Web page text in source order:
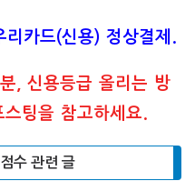
리카드(신용) 정상결제.
, 신용등급 올리는 방
팅을 참고하세요.
수 관련 글